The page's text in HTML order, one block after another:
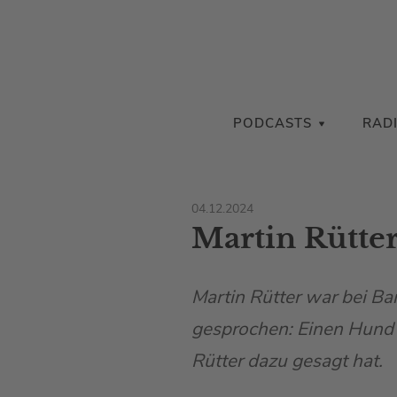
PODCASTS
04.12.2024
Martin
Martin Rütter war bei
gesprochen: Einen
Rütter dazu gesagt hat.